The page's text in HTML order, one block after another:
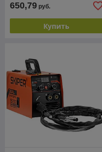
650,79 руб.
Купить